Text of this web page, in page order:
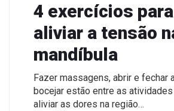
4 exercícios para
aliviar a tensão
mandíbula
Fazer massagens, abrir e fechar
bocejar estão entre as
aliviar as dores na região…